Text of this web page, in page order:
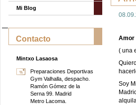
Amor
( una
Soy
Mi Blog
Contacto
Mintxo Lasaosa
Preparaciones Deportivas
Gym Valhalla, despacho.
Ramón Gómez de la
Serna 99. Madrid
Metro Lacoma.